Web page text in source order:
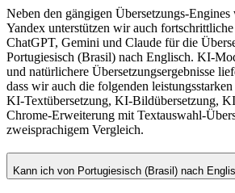
Neben den gängigen Übersetzungs-
Yandex unterstützen wir auch
ChatGPT, Gemini und Claude für die
Portugiesisch (Brasil) nach Englisch. KI-
und natürlichere Übersetzungsergebnisse
dass wir auch die folgenden
KI-Textübersetzung, KI-Bildübersetzung,
Chrome-Erweiterung mit Textauswahl-
zweisprachigem Vergleich.
Kann ich von Portugiesisch (Brasil) nach